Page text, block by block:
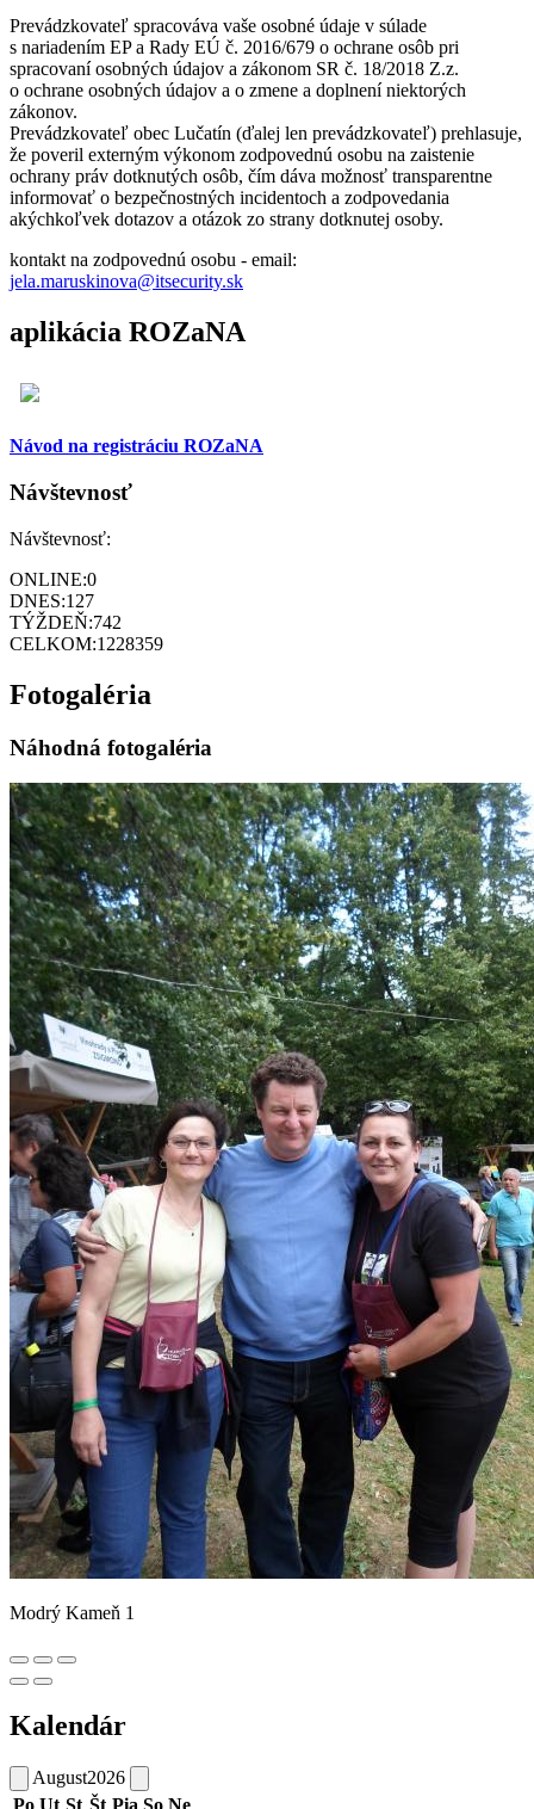
Prevádzkovateľ spracováva vaše osobné údaje v súlade
s nariadením EP a Rady EÚ č. 2016/679 o ochrane osôb pri
spracovaní osobných údajov a zákonom SR č. 18/2018 Z.z.
o ochrane osobných údajov a o zmene a doplnení niektorých
zákonov.
Prevádzkovateľ obec Lučatín (ďalej len prevádzkovateľ) prehlasuje,
že poveril externým výkonom zodpovednú osobu na zaistenie
ochrany práv dotknutých osôb, čím dáva možnosť transparentne
informovať o bezpečnostných incidentoch a zodpovedania
akýchkoľvek dotazov a otázok zo strany dotknutej osoby.
kontakt na zodpovednú osobu - email:
jela.maruskinova@itsecurity.sk
aplikácia ROZaNA
Návod na registráciu ROZaNA
Návštevnosť
Návštevnosť:
ONLINE:0
DNES:127
TÝŽDEŇ:742
CELKOM:1228359
Fotogaléria
Náhodná fotogaléria
Modrý Kameň 1
Kalendár
August2026